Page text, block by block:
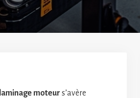
moteur s’avère